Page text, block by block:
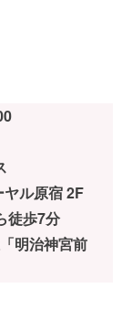
ル原宿 2F
徒歩7分
治神宮前